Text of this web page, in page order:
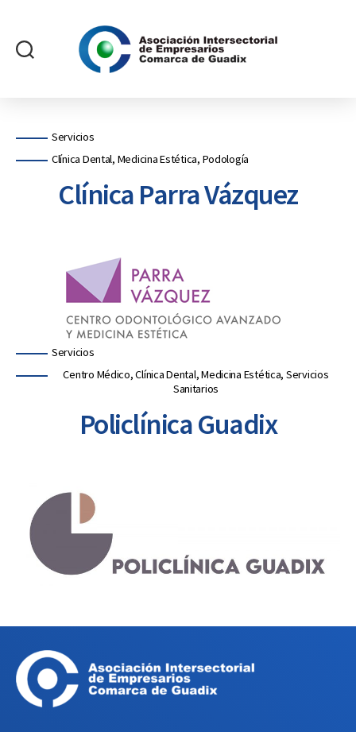
Comarca
de
Guadix
Servicios
Clínica Dental, Medicina Estética, Podología
Clínica Parra Vázquez
Servicios
Centro Médico, Clínica Dental, Medicina Estética, Servicios
Sanitarios
Policlínica Guadix